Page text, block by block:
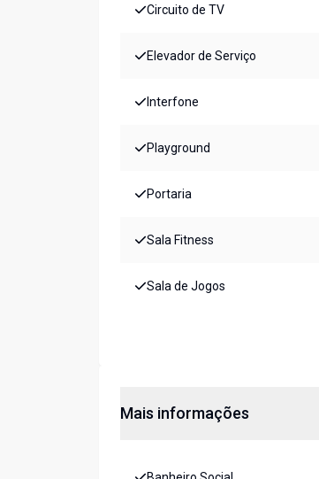
Circuito de TV
Elevador de Serviço
Interfone
Playground
Portaria
Sala Fitness
Sala de Jogos
Mais informações